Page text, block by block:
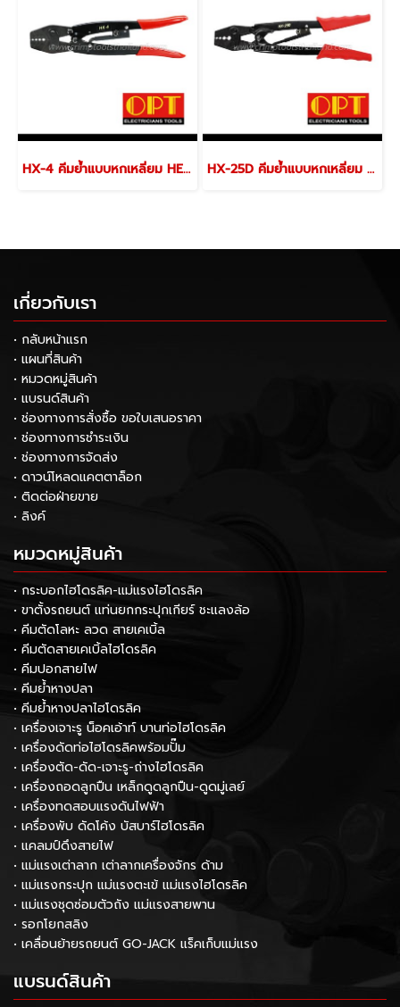
HX-4 คีมย้ำแบบหกเหลี่ยม HEXAGON CRIMPING TOOLS HX-25D คีมย้ำแบบหกเหลี่ยม HEXAGON CRIMPING TOOLS
เกี่ยวกับเรา
• กลับหน้าแรก
• แผนที่สินค้า
• หมวดหมู่สินค้า
• แบรนด์สินค้า
• ช่องทางการสั่งซื้อ ขอใบเสนอราคา
• ช่องทางการชำระเงิน
• ช่องทางการจัดส่ง
• ดาวน์โหลดแคตตาล็อก
• ติดต่อฝ่ายขาย
• ลิงค์
หมวดหมู่สินค้า
• กระบอกไฮโดรลิค-แม่แรงไฮโดรลิค
• ขาตั้งรถยนต์ แท่นยกกระปุกเกียร์ ชะแลงล้อ
• คีมตัดโลหะ ลวด สายเคเบิ้ล
• คีมตัดสายเคเบิ้ลไฮโดรลิค
• คีมปอกสายไฟ
• คีมย้ำหางปลา
• คีมย้ำหางปลาไฮโดรลิค
• เครื่องเจาะรู น็อคเอ้าท์ บานท่อไฮโดรลิค
• เครื่องดัดท่อไฮโดรลิคพร้อมปั๊ม
• เครื่องตัด-ดัด-เจาะรู-ถ่างไฮโดรลิค
• เครื่องถอดลูกปืน เหล็กดูดลูกปืน-ดูดมู่เลย์
• เครื่องทดสอบแรงดันไฟฟ้า
• เครื่องพับ ดัดโค้ง บัสบาร์ไฮโดรลิค
• แคลมป์ดึงสายไฟ
• แม่แรงเต่าลาก เต่าลากเครื่องจักร ด้าม
• แม่แรงกระปุก แม่แรงตะเข้ แม่แรงไฮโดรลิค
• แม่แรงชุดซ่อมตัวถัง แม่แรงสายพาน
• รอกโยกสลิง
• เคลื่อนย้ายรถยนต์ GO-JACK แร็คเก็บแม่แรง
แบรนด์สินค้า